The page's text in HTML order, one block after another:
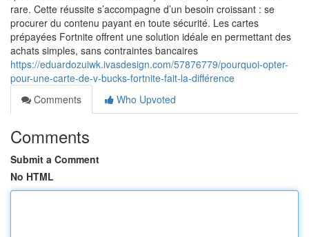
rare. Cette réussite s’accompagne d’un besoin croissant : se
procurer du contenu payant en toute sécurité. Les cartes
prépayées Fortnite offrent une solution idéale en permettant des
achats simples, sans contraintes bancaires
https://eduardozuiwk.ivasdesign.com/57876779/pourquoi-opter-
pour-une-carte-de-v-bucks-fortnite-fait-la-différence
Comments
Who Upvoted
Comments
Submit a Comment
No HTML